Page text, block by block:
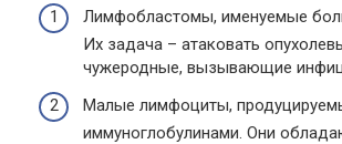
Лимфобластомы, именуемые
Их задача – атаковать
чужеродные, вызывающие
Малые лимфоциты,
иммуноглобулинами. Они